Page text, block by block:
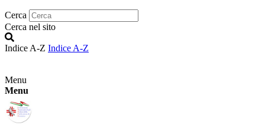
Cerca
Cerca nel sito
Indice A-Z Indice A-Z
Menu
Menu